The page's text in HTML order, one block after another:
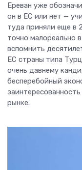
Ереван уже
он в ЕС или нет —
туда приняли еще в
точно малореально
вспомнить
ЕС страны типа
очень давнему
бесперебойный
рынке.